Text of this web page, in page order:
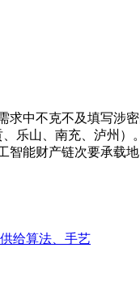
不克不及填写涉
乐山、南充、泸州
能财产链次要承载
给算法、手艺